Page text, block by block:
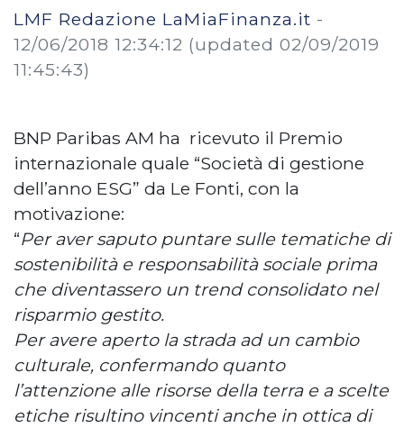
LMF Redazione LaMiaFinanza.it -
12/06/2018 12:34:12 (updated 02/09/2019
11:45:43)
BNP Paribas AM ha ricevuto il Premio
internazionale quale “Società di gestione
dell’anno ESG” da Le Fonti, con la
motivazione:
“Per aver saputo puntare sulle tematiche di
sostenibilità e responsabilità sociale prima
che diventassero un trend consolidato nel
risparmio gestito.
Per avere aperto la strada ad un cambio
culturale, confermando quanto
l’attenzione alle risorse della terra e a scelte
etiche risultino vincenti anche in ottica di